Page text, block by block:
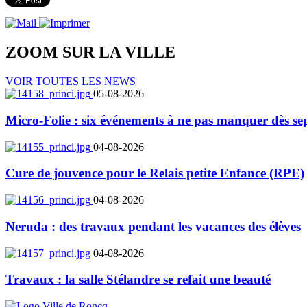
ZOOM SUR LAVILLE
VOIR TOUTES LES NEWS
05-08-2026
Micro-Folie : six événements à ne pas manquer dès
04-08-2026
Cure de jouvence pour le Relais petite Enfance (RPE)
04-08-2026
Neruda : des travaux pendant les vacances des élèves
04-08-2026
Travaux : la salle Stélandre se refait une beauté